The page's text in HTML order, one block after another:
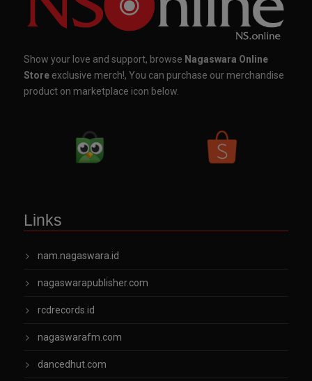
Show your love and support, browse Nagaswara Online
Store exclusive merch!, You can purchase our merchandise
product on marketplace icon below.
Links
nam.nagaswara.id
nagaswarapublisher.com
rcdrecords.id
nagaswarafm.com
dancedhut.com